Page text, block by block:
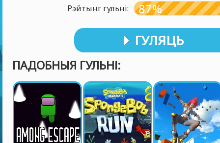
Рэйтынг гульні: 87%
ГУЛЯЦЬ
ПАДОБНЫЯ ГУЛЬНІ: